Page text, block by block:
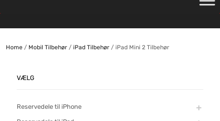
Home/ Mobil Tilbehør/ iPad Tilbehør/ iPad Mini 2 Tilbehør
VÆLG
Reservedele til iPhone